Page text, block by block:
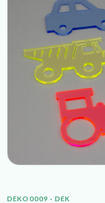
DEKO0009 · DEK